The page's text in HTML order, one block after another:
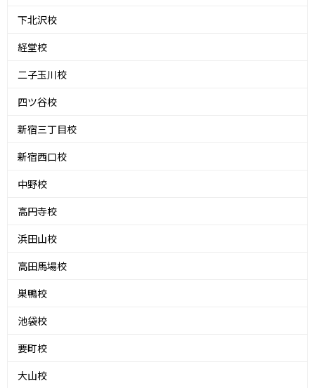
下北沢校
経堂校
二子玉川校
四ツ谷校
新宿三丁目校
新宿西口校
中野校
高円寺校
浜田山校
高田馬場校
巣鴨校
池袋校
要町校
大山校